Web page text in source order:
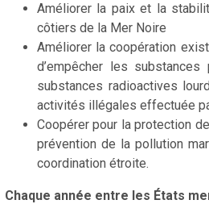
Améliorer la paix et la
côtiers de la Mer Noire
Améliorer la coopération
d’empêcher les
substances radioactives
activités illégales effectuée
Coopérer pour la protection
prévention de la pollution
coordination étroite.
Chaque année entre les États